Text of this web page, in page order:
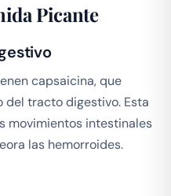
Picante
capsaicina, que
tracto digestivo. Esta
movimientos intestinales
las hemorroides.